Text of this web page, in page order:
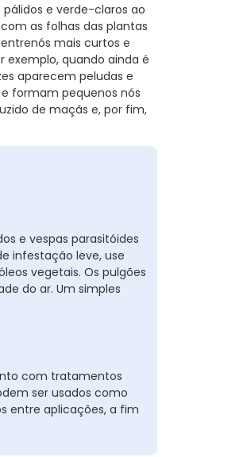
e verde-claros ao
as folhas das plantas
mais curtos e
quando ainda é
aparecem peludas e
formam pequenos nós
de maçãs e, por fim,
e vespas parasitóides
infestação leve, use
vegetais. Os pulgões
do ar. Um simples
com tratamentos
ser usados como
entre aplicações, a fim